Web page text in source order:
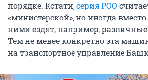
порядке. Кстати,серия РОО
«министерской», но иногда
ними ездят, например,
Тем не менее конкретно эта
на транспортное управление